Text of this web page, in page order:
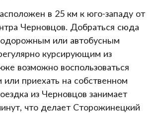
в 25 км к юго-западу от
Черновцов. Добраться сюда
или автобусным
курсирующим из
возможно воспользоваться
или приехать на собственном
из Черновцов занимает
что делает Сторожинецкий